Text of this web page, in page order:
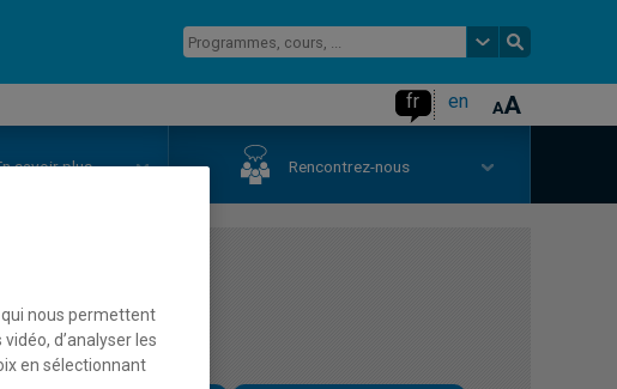
fr en
savoir plus Rencontrez-nous
cuivres
nous permettent
d’analyser les
en sélectionnant